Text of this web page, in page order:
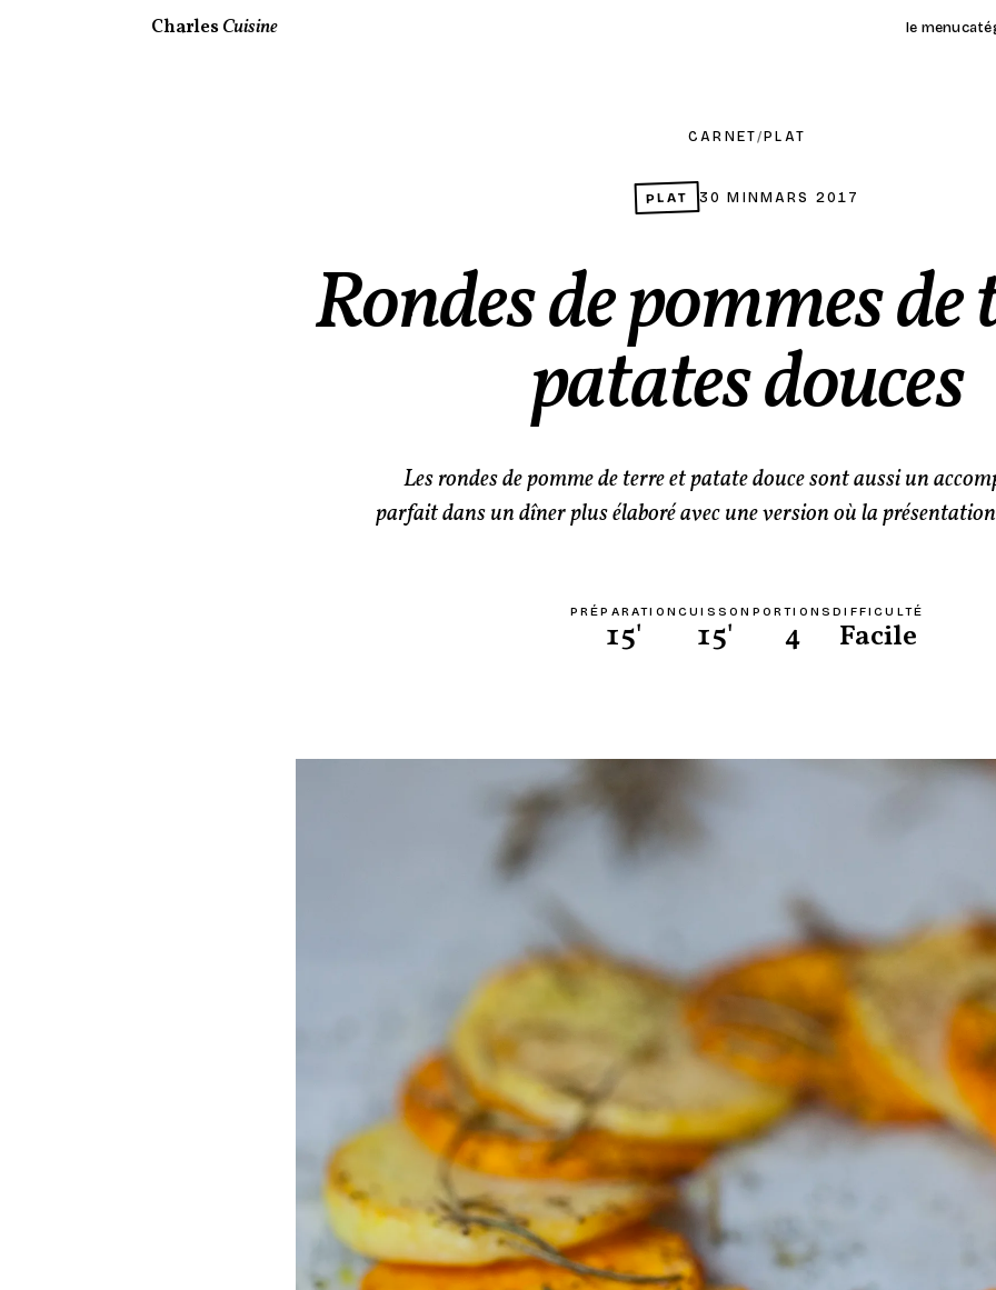
CharlesCuisine le menu
CARNET/ PLAT
PLAT 30 MIN MARS 2017
Rondes de pommes de
patates douces
Les rondes de pomme de terre et patate douce sont aussi un
parfait dans un dîner plus élaboré avec une version où la
PRÉPARATION
15'
CUISSON
15'
PORTIONS
4
DIFFICULTÉ
Facile